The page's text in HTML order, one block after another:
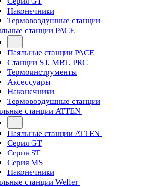
Наконечники
Термовоздушные станции
станции PACE
Паяльные станции PACE
Станции ST, MBT, PRC
Термоинструменты
Аксессуары
Наконечники
Термовоздушные станции
станции ATTEN
Паяльные станции ATTEN
Серия GT
Серия ST
Серия MS
Наконечники
станции Weller